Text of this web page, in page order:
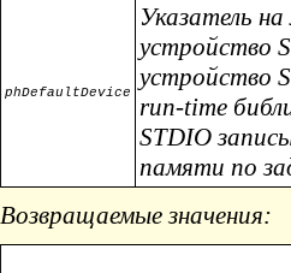
phDefaultDevice
Указатель
устройство
устройство
run-time
STDIO
памяти по
Возвращаемые значения: